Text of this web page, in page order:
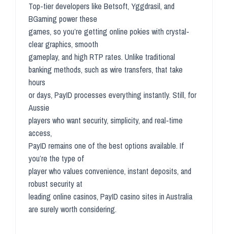
Top-tier developers like Betsoft, Yggdrasil, and
BGaming power these
games, so you’re getting online pokies with crystal-
clear graphics, smooth
gameplay, and high RTP rates. Unlike traditional
banking methods, such as wire transfers, that take
hours
or days, PayID processes everything instantly. Still, for
Aussie
players who want security, simplicity, and real-time
access,
PayID remains one of the best options available. If
you’re the type of
player who values convenience, instant deposits, and
robust security at
leading online casinos, PayID casino sites in Australia
are surely worth considering.